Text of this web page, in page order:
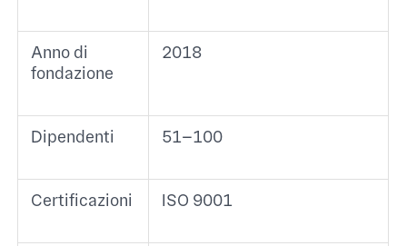
Anno di
fondazione
2018 ​
Dipendenti 51–100 ​
Certificazioni ISO 9001 ​